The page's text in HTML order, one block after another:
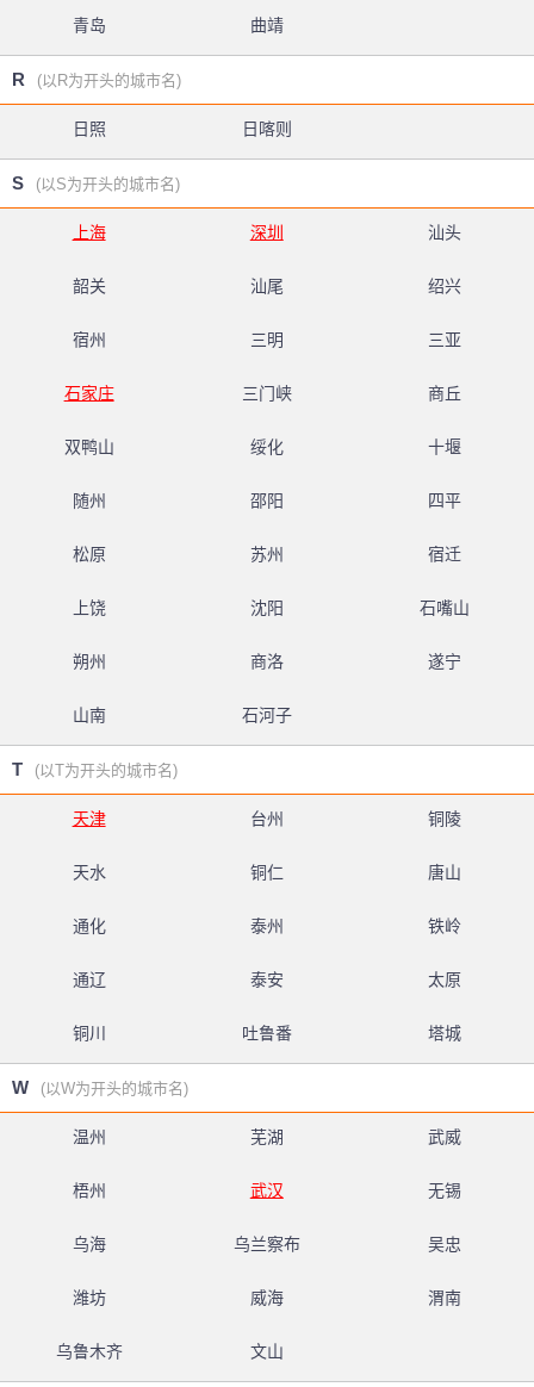
青岛 曲靖
R (以R为开头的城市名)
日照 日喀则
S (以S为开头的城市名)
上海 深圳 汕头
韶关 汕尾 绍兴
宿州 三明 三亚
石家庄 三门峡 商丘
双鸭山 绥化 十堰
随州 邵阳 四平
松原 苏州 宿迁
上饶 沈阳 石嘴山
朔州 商洛 遂宁
山南 石河子
T (以T为开头的城市名)
天津 台州 铜陵
天水 铜仁 唐山
通化 泰州 铁岭
通辽 泰安 太原
铜川 吐鲁番 塔城
W (以W为开头的城市名)
温州 芜湖 武威
梧州 武汉 无锡
乌海 乌兰察布 吴忠
潍坊 威海 渭南
乌鲁木齐 文山